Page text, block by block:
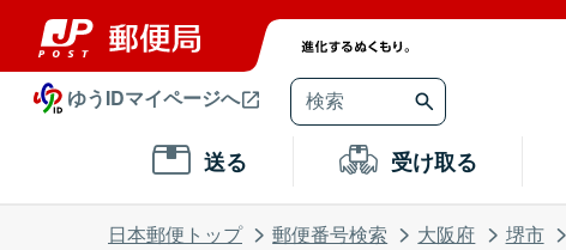
ゆうIDマイページへ
送る 受け取る
日本郵便トップ 郵便番号検索 大阪府 堺市